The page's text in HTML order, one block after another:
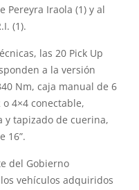
Pereyra Iraola (1) y al
(1).
las 20 Pick Up
a la versión
Nm, caja manual de 6
4×4 conectable,
y tapizado de cuerina,
16”.
del Gobierno
vehículos adquiridos